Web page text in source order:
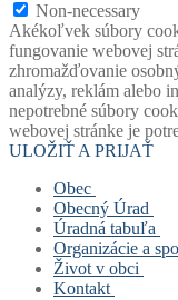
Non-necessary
Akékoľvek súbory
fungovanie webovej
zhromažďovanie
analýzy, reklám alebo
nepotrebné súbory
webovej stránke je
ULOŽIŤ A PRIJAŤ
Obec
Stará
História
Mapový
Štatút obce
Symboly
Obecný Úrad
Obecný
Starosta
Zástupca
Hlavný
Úradná tabuľa
Úradná
Povinne
Civilná
Organizácie a
Základná a
Obecná
Život v obci
Život v obci
Kontakt